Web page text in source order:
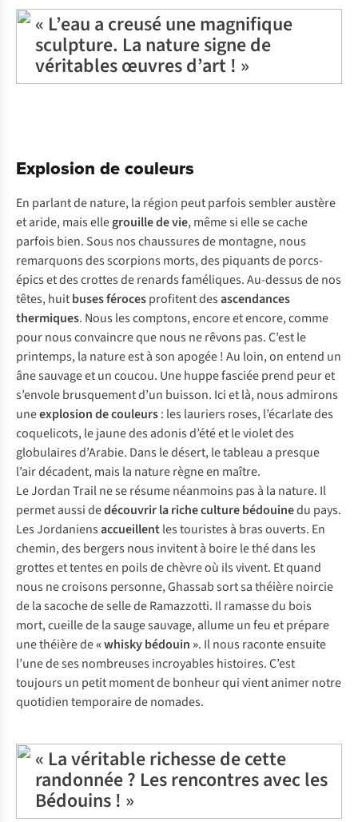
« L’eau a creusé une magnifique
sculpture. La nature signe de
véritables œuvres d’art ! »
Explosion de couleurs
En parlant de nature, la région peut parfois sembler austère
et aride, mais ellegrouille de vie, même si elle se cache
parfois bien. Sous nos chaussures de montagne, nous
remarquons des scorpions morts, des piquants de porcs-
épics et des crottes de renards faméliques. Au-dessus de nos
têtes, huitbuses férocesprofitent desascendances
thermiques. Nous les comptons, encore et encore, comme
pour nous convaincre que nous ne rêvons pas. C’est le
printemps, la nature est à son apogée ! Au loin, on entend un
âne sauvage et un coucou. Une huppe fasciée prend peur et
s’envole brusquement d’un buisson. Ici et là, nous admirons
uneexplosion de couleurs: les lauriers roses, l’écarlate des
coquelicots, le jaune des adonis d’été et le violet des
globulaires d’Arabie. Dans le désert, le tableau a presque
l’air décadent, mais la nature règne en maître.
Le Jordan Trail ne se résume néanmoins pas à la nature. Il
permet aussi dedécouvrir la riche culture bédouinedu pays.
Les Jordaniensaccueillentles touristes à bras ouverts. En
chemin, des bergers nous invitent à boire le thé dans les
grottes et tentes en poils de chèvre où ils vivent. Et quand
nous ne croisons personne, Ghassab sort sa théière noircie
de la sacoche de selle de Ramazzotti. Il ramasse du bois
mort, cueille de la sauge sauvage, allume un feu et prépare
une théière de« whisky bédouin ». Il nous raconte ensuite
l’une de ses nombreuses incroyables histoires. C’est
toujours un petit moment de bonheur qui vient animer notre
quotidien temporaire de nomades.
« La véritable richesse de cette
randonnée ? Les rencontres avec les
Bédouins ! »